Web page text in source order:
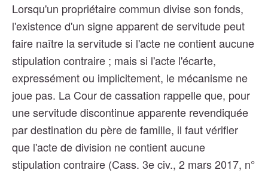
Lorsqu'un propriétaire commun divise son fonds,
l'existence d'un signe apparent de servitude peut
faire naître la servitude si l'acte ne contient aucune
stipulation contraire ; mais si l'acte l'écarte,
expressément ou implicitement, le mécanisme ne
joue pas. La Cour de cassation rappelle que, pour
une servitude discontinue apparente revendiquée
par destination du père de famille, il faut vérifier
que l'acte de division ne contient aucune
stipulation contraire (Cass. 3e civ., 2 mars 2017, n°